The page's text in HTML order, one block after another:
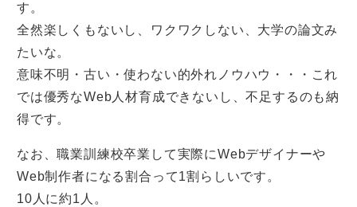
す。
全然楽しくもないし、ワクワクしない、大学の論文み
たいな。
意味不明・古い・使わない的外れノウハウ・・・これ
では優秀なWeb人材育成できないし、不足するのも納
得です。
なお、職業訓練校卒業して実際にWebデザイナーや
Web制作者になる割合って1割らしいです。
10人に約1人。